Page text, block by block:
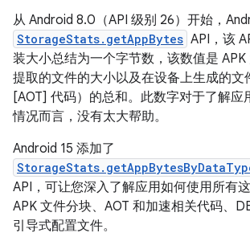
从 Android 8.0（API 级别 26）开始，
StorageStats.getAppBytes API，该
装大小总结为一个字节数，该数值是 APK
提取的文件的大小以及在设备上生成的文
[AOT] 代码）的总和。此数字对于了解应
情况而言，没有太大帮助。
Android 15 添加了
API，可让您深入了解应用如何使用所有
APK 文件分块、AOT 和加速相关代码、
引导式配置文件。